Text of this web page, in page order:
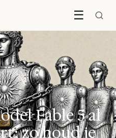
☰
Fable 5 al
zo houd je